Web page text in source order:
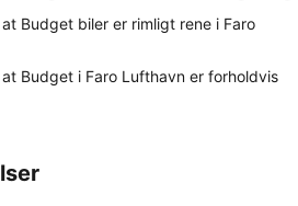
Budget biler er rimligt rene i Faro
Budget i Faro Lufthavn er forholdvis